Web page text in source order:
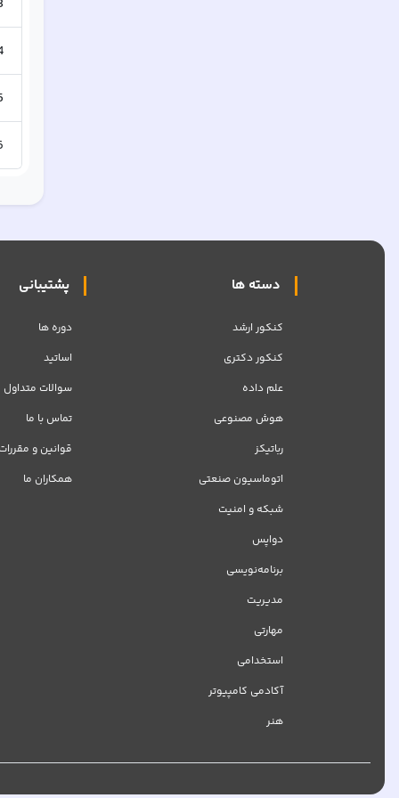
دسته ها
کنکور ارشد
کنکور دکتری
علم داده
هوش مصنوعی
رباتیکز
اتوماسیون صنعتی
شبکه‌ و امنیت
دواپس
برنامه‌نویسی
مدیریت
مهارتی
استخدامی
آکادمی کامپیوتر
هنر
پشتیبانی
دوره ها
اساتید
سوالات متداول
تماس با ما
قوانین و مقررات
همکاران ما